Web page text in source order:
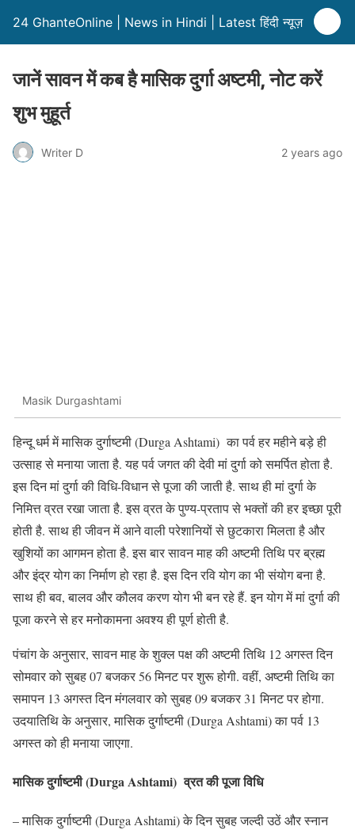
24 GhanteOnline | News in Hindi | Latest हिंदी न्यूज़
जानें सावन में कब है मासिक दुर्गा अष्टमी, नोट करें
शुभ मुहूर्त
Writer D 2 years ago
Masik Durgashtami
हिन्दू धर्म में मासिक दुर्गाष्टमी (Durga Ashtami) का पर्व हर महीने बड़े ही
उत्साह से मनाया जाता है. यह पर्व जगत की देवी मां दुर्गा को समर्पित होता है.
इस दिन मां दुर्गा की विधि-विधान से पूजा की जाती है. साथ ही मां दुर्गा के
निमित्त व्रत रखा जाता है. इस व्रत के पुण्य-प्रताप से भक्तों की हर इच्छा पूरी
होती है. साथ ही जीवन में आने वाली परेशानियों से छुटकारा मिलता है और
खुशियों का आगमन होता है. इस बार सावन माह की अष्टमी तिथि पर ब्रह्म
और इंद्र योग का निर्माण हो रहा है. इस दिन रवि योग का भी संयोग बना है.
साथ ही बव, बालव और कौलव करण योग भी बन रहे हैं. इन योग में मां दुर्गा की
पूजा करने से हर मनोकामना अवश्य ही पूर्ण होती है.
पंचांग के अनुसार, सावन माह के शुक्ल पक्ष की अष्टमी तिथि 12 अगस्त दिन
सोमवार को सुबह 07 बजकर 56 मिनट पर शुरू होगी. वहीं, अष्टमी तिथि का
समापन 13 अगस्त दिन मंगलवार को सुबह 09 बजकर 31 मिनट पर होगा.
उदयातिथि के अनुसार, मासिक दुर्गाष्टमी (Durga Ashtami) का पर्व 13
अगस्त को ही मनाया जाएगा.
मासिक दुर्गाष्टमी (Durga Ashtami) व्रत की पूजा विधि
– मासिक दुर्गाष्टमी (Durga Ashtami) के दिन सुबह जल्दी उठें और स्नान